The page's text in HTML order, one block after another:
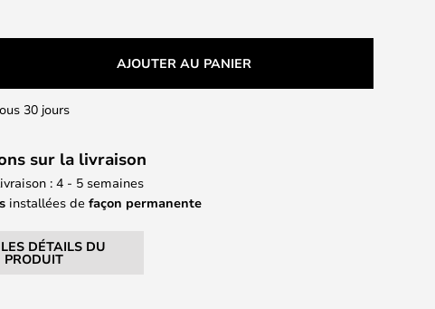
AJOUTER AU PANIER
30 jours
sur la livraison
: 4 - 5 semaines
installées defaçon permanente
DÉTAILS DU
PRODUIT